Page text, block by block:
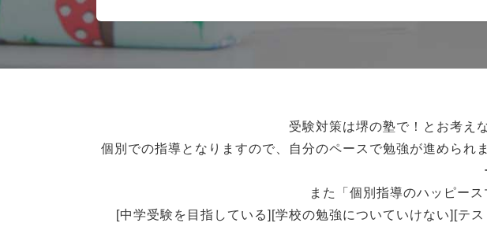
受験対策は堺の塾で！ とお考え
個別での指導となりますので、自分のペースで勉強が進められま
また「個別指導のハッピー
[中学受験を目指している][学校の勉強についていけない][テ